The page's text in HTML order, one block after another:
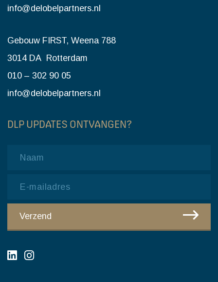
info@delobelpartners.nl
Gebouw FIRST, Weena 788
3014 DA Rotterdam
010 – 302 90 05
info@delobelpartners.nl
DLP UPDATES ONTVANGEN?
Verzend